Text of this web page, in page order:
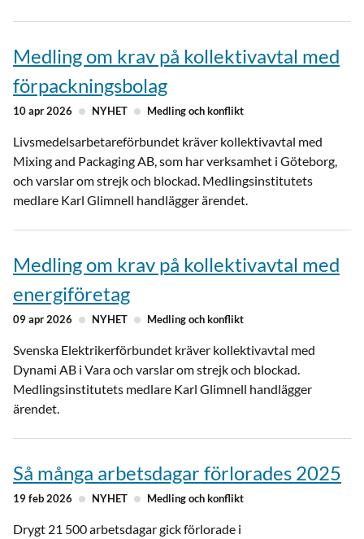
Medling om krav på kollektivavtal med
förpackningsbolag
10 apr 2026 NYHET Medling och konflikt
Livsmedelsarbetareförbundet kräver kollektivavtal med
Mixing and Packaging AB, som har verksamhet i Göteborg,
och varslar om strejk och blockad. Medlingsinstitutets
medlare Karl Glimnell handlägger ärendet.
Medling om krav på kollektivavtal med
energiföretag
09 apr 2026 NYHET Medling och konflikt
Svenska Elektrikerförbundet kräver kollektivavtal med
Dynami AB i Vara och varslar om strejk och blockad.
Medlingsinstitutets medlare Karl Glimnell handlägger
ärendet.
Så många arbetsdagar förlorades 2025
19 feb 2026 NYHET Medling och konflikt
Drygt 21 500 arbetsdagar gick förlorade i